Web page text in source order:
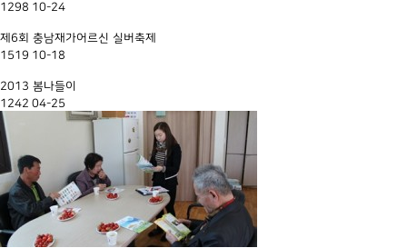
1298 10-24
제6회 충남재가어르신 실버축제
1519 10-18
2013 봄나들이
1242 04-25